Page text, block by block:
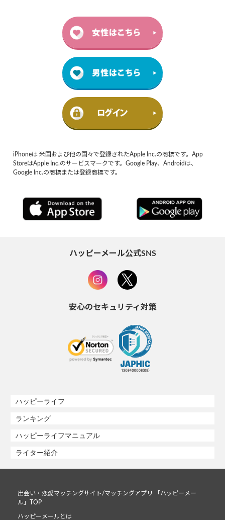
iPhoneは 米国および他の国々で登録されたApple Inc.の商標です。App
StoreはApple Inc.のサービスマークです。Google Play、Androidは、
Google Inc.の商標または登録商標です。
ハッピーメール公式SNS
安心のセキュリティ対策
ハッピーライフ
ランキング
ハッピーライフマニュアル
ライター紹介
出会い・恋愛マッチングサイト/マッチングアプリ 「ハッピーメー
ル」TOP
ハッピーメールとは